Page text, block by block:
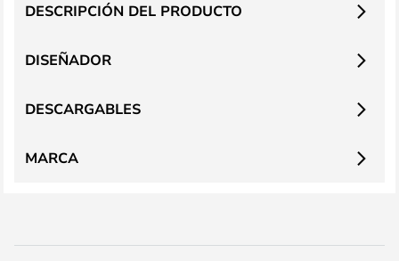
DESCRIPCIÓN DEL PRODUCTO
DISEÑADOR
DESCARGABLES
MARCA